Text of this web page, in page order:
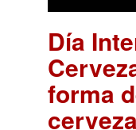
Día
forma